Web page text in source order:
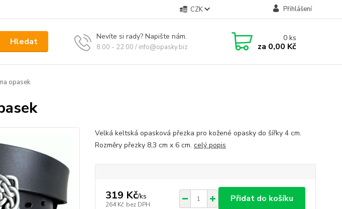
CZK Přihlášení
Hledat Nevíte si rady? Napište nám.
8.00 - 22.00 / info@opasky.biz
0ks
za 0,00 Kč
opasek
Velká keltská opasková přezka pro kožené opasky do šířky 4 cm.
Rozměry přezky 8,3 cm x 6 cm. celý popis
319 Kč/ks
264 Kč bez DPH
Přidat do košíku